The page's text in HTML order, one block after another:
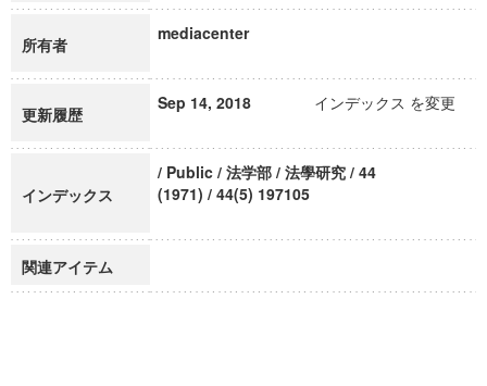
所有者
mediacenter
更新履歴
Sep 14, 2018 インデックス を変更
インデックス
/ Public / 法学部 / 法學研究 / 44
(1971) / 44(5) 197105
関連アイテム